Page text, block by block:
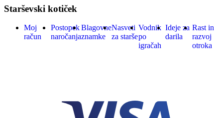
Starševski kotiček
Moj
račun
Postopek
naročanja
Blagovne
znamke
Nasveti
za starše
Vodnik
po
igračah
Ideje za
darila
Rast in
razvoj
otroka